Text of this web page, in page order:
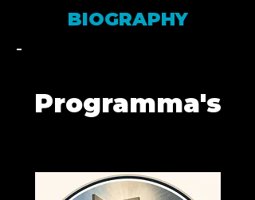
BIOGRAPHY
-
Programma's